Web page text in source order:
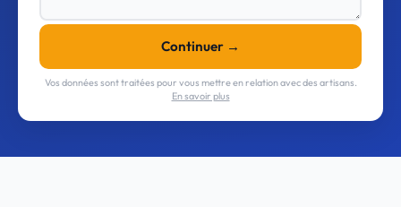
Continuer →
Vos données sont traitées pour vous mettre en relation avec des artisans.
En savoir plus